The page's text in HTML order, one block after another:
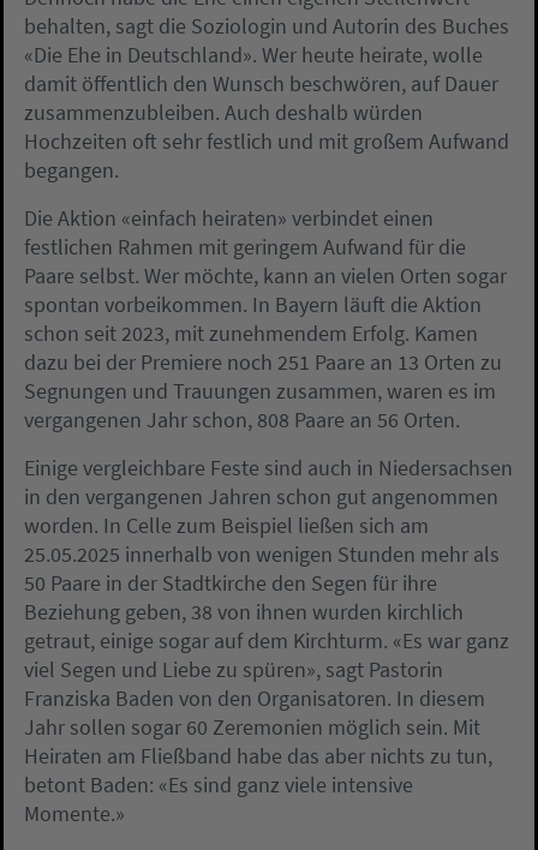
behalten, sagt die Soziologin und Autorin des Buches
«Die Ehe in Deutschland». Wer heute heirate, wolle
damit öffentlich den Wunsch beschwören, auf Dauer
zusammenzubleiben. Auch deshalb würden
Hochzeiten oft sehr festlich und mit großem Aufwand
begangen.
Die Aktion «einfach heiraten» verbindet einen
festlichen Rahmen mit geringem Aufwand für die
Paare selbst. Wer möchte, kann an vielen Orten sogar
spontan vorbeikommen. In Bayern läuft die Aktion
schon seit 2023, mit zunehmendem Erfolg. Kamen
dazu bei der Premiere noch 251 Paare an 13 Orten zu
Segnungen und Trauungen zusammen, waren es im
vergangenen Jahr schon, 808 Paare an 56 Orten.
Einige vergleichbare Feste sind auch in Niedersachsen
in den vergangenen Jahren schon gut angenommen
worden. In Celle zum Beispiel ließen sich am
25.05.2025 innerhalb von wenigen Stunden mehr als
50 Paare in der Stadtkirche den Segen für ihre
Beziehung geben, 38 von ihnen wurden kirchlich
getraut, einige sogar auf dem Kirchturm. «Es war ganz
viel Segen und Liebe zu spüren», sagt Pastorin
Franziska Baden von den Organisatoren. In diesem
Jahr sollen sogar 60 Zeremonien möglich sein. Mit
Heiraten am Fließband habe das aber nichts zu tun,
betont Baden: «Es sind ganz viele intensive
Momente.»